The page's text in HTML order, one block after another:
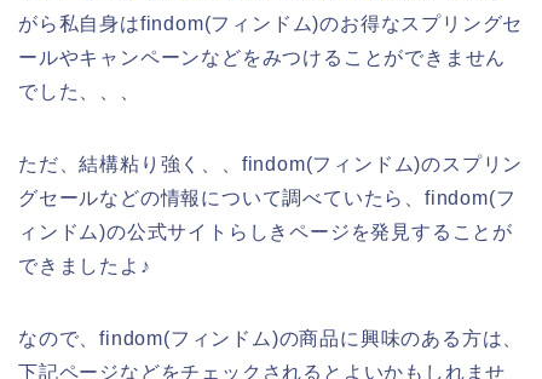
がら私自身はfindom(フィンドム)のお得なスプリングセ
ールやキャンペーンなどをみつけることができません
でした、、、
ただ、結構粘り強く、、findom(フィンドム)のスプリン
グセールなどの情報について調べていたら、findom(フ
ィンドム)の公式サイトらしきページを発見することが
できましたよ♪
なので、findom(フィンドム)の商品に興味のある方は、
下記ページなどをチェックされるとよいかもしれませ